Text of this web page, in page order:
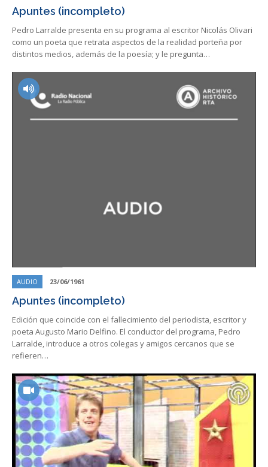
Apuntes (incompleto)
Pedro Larralde presenta en su programa al escritor Nicolás Olivari
como un poeta que retrata aspectos de la realidad porteña por
distintos medios, además de la poesía; y le pregunta…
AUDIO 23/06/1961
Apuntes (incompleto)
Edición que coincide con el fallecimiento del periodista, escritor y
poeta Augusto Mario Delfino. El conductor del programa, Pedro
Larralde, introduce a otros colegas y amigos cercanos que se
refieren…